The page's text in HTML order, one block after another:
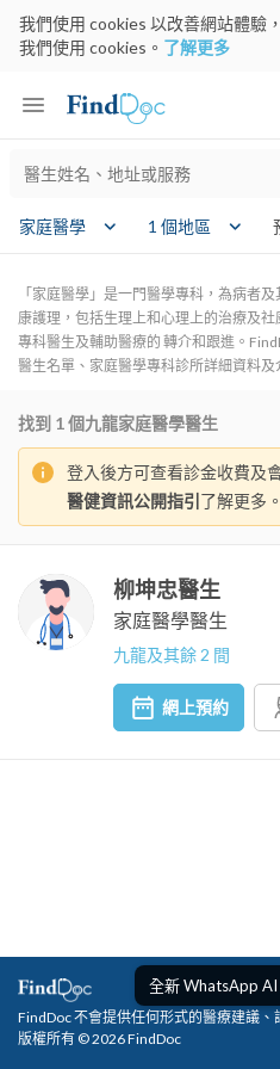
我們使用 cookies 以改善網站體驗
我們使用 cookies。 了解更多
Keyword
家庭醫學 1 個地區
「家庭醫學」是一門醫學專科，為病者
康護理，包括生理上和心理上的治療及
專科醫生及輔助醫療的 轉介和跟進。
醫生名單、家庭醫學專科診所詳細資料及
找到 1個九龍家庭醫學醫生
登入後方可查看診金收費及
醫健資訊公開指引 了解更多。
柳坤忠醫生
家庭醫學醫生
九龍及其餘 2 間
網上預約
全新 WhatsApp
FindDoc 不會提供任何形式的醫療建議、
版權所有 © 2026 FindDoc